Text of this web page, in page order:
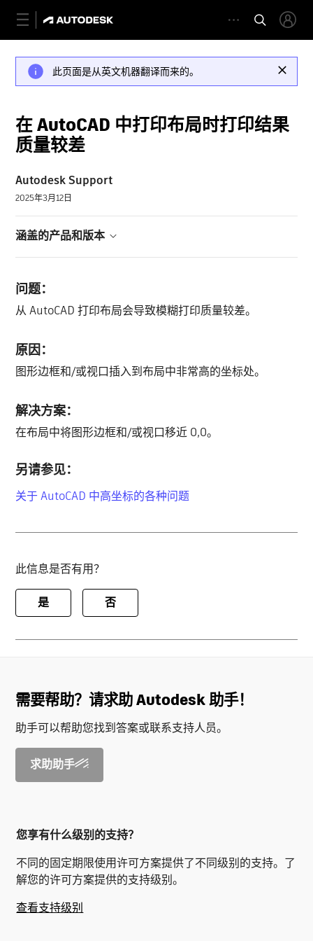
此页面是从英文机器翻译而来的。
在 AutoCAD 中打印布局时打印结果
质量较差
Autodesk Support
2025年3月12日
涵盖的产品和版本
问题：
从 AutoCAD 打印布局会导致模糊打印质量较差。
原因：
图形边框和/或视口插入到布局中非常高的坐标处。
解决方案：
在布局中将图形边框和/或视口移近 0,0。
另请参见：
关于 AutoCAD 中高坐标的各种问题
此信息是否有用？
是 否
需要帮助？请求助 Autodesk 助手！
助手可以帮助您找到答案或联系支持人员。
求助助手
您享有什么级别的支持？
不同的固定期限使用许可方案提供了不同级别的支持。了
解您的许可方案提供的支持级别。
查看支持级别